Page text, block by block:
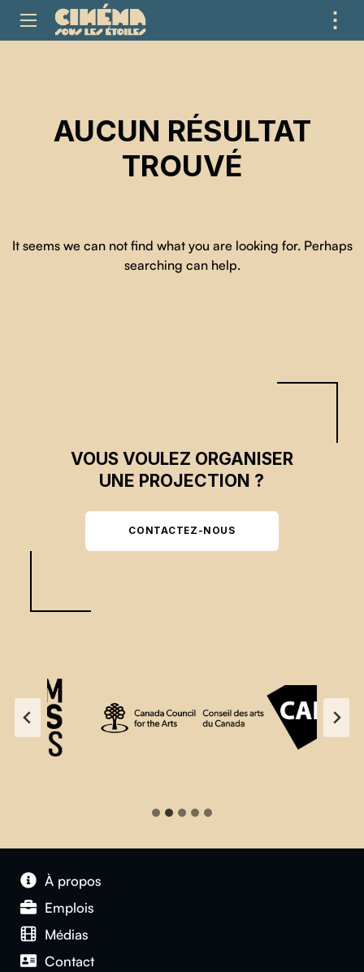
⋮
AUCUN RÉSULTAT
TROUVÉ
It seems we can not find what you are looking for. Perhaps
searching can help.
VOUS VOULEZ ORGANISER
UNE PROJECTION ?
CONTACTEZ-NOUS
À propos
Emplois
Médias
Contact